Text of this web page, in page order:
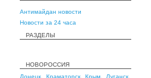
Антимайдан новости
Новости за 24 часа
РАЗДЕЛЫ
НОВОРОССИЯ
Донецк
Краматорск,Крым Луганск